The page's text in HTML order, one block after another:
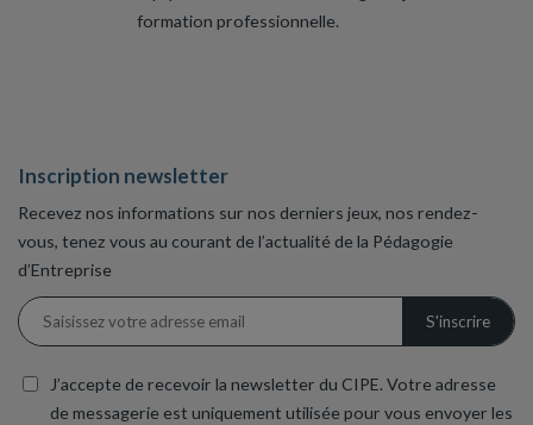
formation professionnelle.
Inscription newsletter
Recevez nos informations sur nos derniers jeux, nos rendez-
vous, tenez vous au courant de l’actualité de la Pédagogie
d’Entreprise
J’accepte de recevoir la newsletter du CIPE. Votre adresse
de messagerie est uniquement utilisée pour vous envoyer les